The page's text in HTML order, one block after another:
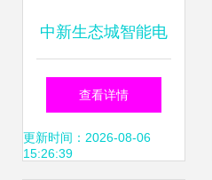
中新生态城智能电
网故障自愈功能测
试成功 智能电网在
查看详情
更新时间：2026-08-06
15:26:39